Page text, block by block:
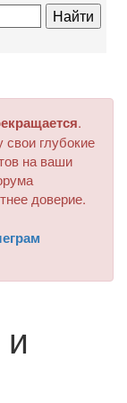
.
глубокие
на ваши
доверие.